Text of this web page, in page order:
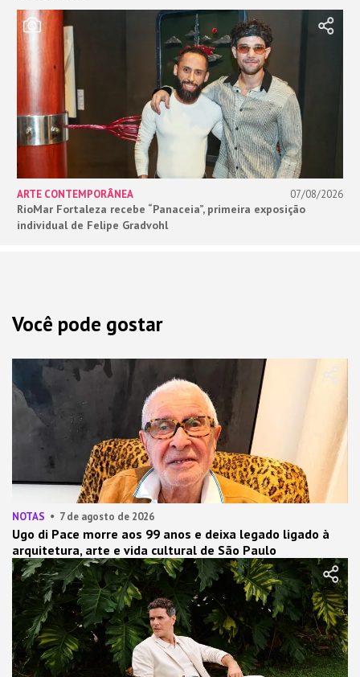
ARTE CONTEMPORÂNEA 07/08/2026
RioMar Fortaleza recebe “Panaceia”, primeira exposição
individual de Felipe Gradvohl
Você pode gostar
NOTAS 7 de agosto de 2026
Ugo di Pace morre aos 99 anos e deixa legado ligado à
arquitetura, arte e vida cultural de São Paulo